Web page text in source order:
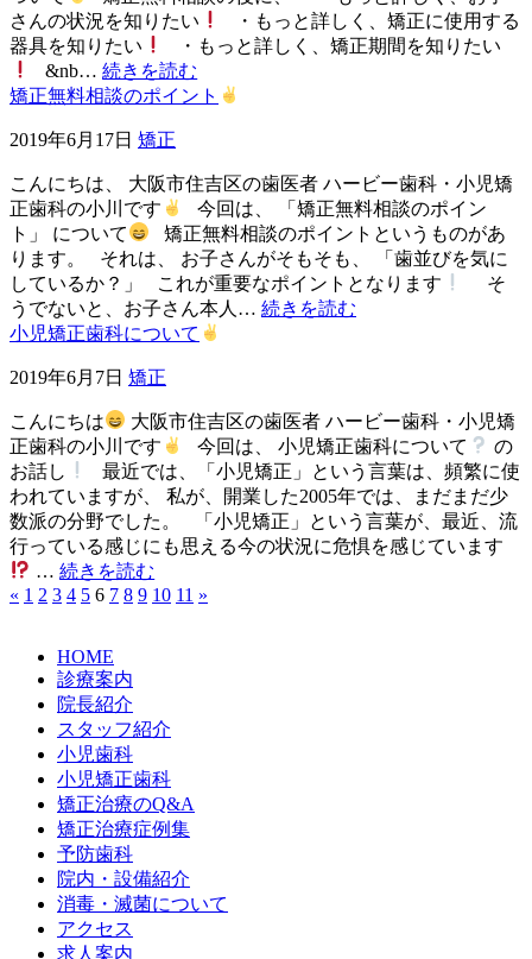
さんの状況を知りたい
・もっと詳しく、矯正に使用する
器具を知りたい
・もっと詳しく、矯正期間を知りたい
&nb…続きを読む
矯正無料相談のポイント
2019年6月17日 矯正
こんにちは、 大阪市住吉区の歯医者 ハービー歯科・小児矯
正歯科の小川です
今回は、 「矯正無料相談のポイン
ト」 について
矯正無料相談のポイントというものがあ
ります。 それは、 お子さんがそもそも、 「歯並びを気に
しているか？」 これが重要なポイントとなります
そ
うでないと、お子さん本人… 続きを読む
小児矯正歯科について
2019年6月7日 矯正
こんにちは
大阪市住吉区の歯医者 ハービー歯科・小児矯
正歯科の小川です
今回は、 小児矯正歯科について
の
お話し
最近では、「小児矯正」という言葉は、頻繁に使
われていますが、 私が、開業した2005年では、まだまだ少
数派の分野でした。 「小児矯正」という言葉が、最近、流
行っている感じにも思える今の状況に危惧を感じています
…続きを読む
« 1 2 3 4 5 6 7 8 9 10 11 »
HOME
診療案内
院長紹介
スタッフ紹介
小児歯科
小児矯正歯科
矯正治療のQ&A
矯正治療症例集
予防歯科
院内・設備紹介
消毒・滅菌について
アクセス
求人案内